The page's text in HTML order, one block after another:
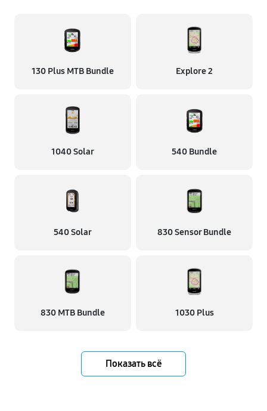
130 Plus MTB Bundle Explore 2
1040 Solar 540 Bundle
540 Solar 830 Sensor Bundle
830 MTB Bundle 1030 Plus
Показать всё